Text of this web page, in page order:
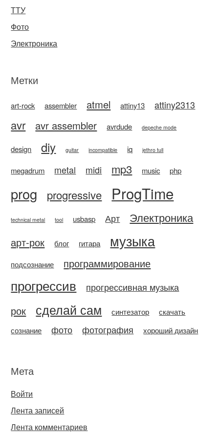
ТТУ
Фото
Электроника
Метки
art-rock assembler atmel attiny13 attiny2313
avr avr assembler avrdude depeche mode
design diy guitar incompatible iq jethro tull
megadrum metal midi mp3 music php
prog progressive ProgTime
technical metal tool usbasp Арт Электроника
арт-рок блог гитара музыка
подсознание программирование
прогрессив прогрессивная музыка
рок сделай сам синтезатор
скачать
сознание
фото фотография хороший дизайн
Мета
Войти
Лента записей
Лента комментариев